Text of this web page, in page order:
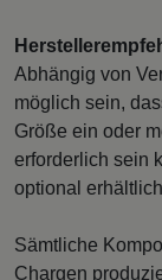
Abhängig von
möglich sein,
Größe ein oder
erforderlich sein
optional
Sämtliche
Chargen